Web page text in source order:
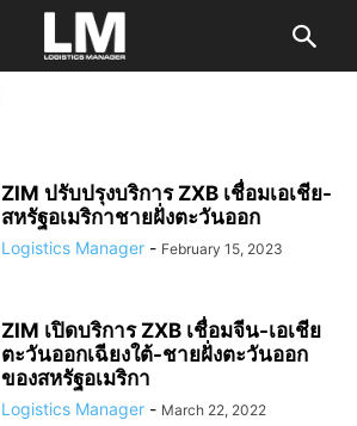
ZIM ปรับปรุงบริการ ZXB เชื่อมเอเชีย-
สหรัฐอเมริกาชายฝั่งตะวันออก
Logistics Manager - February 15, 2023
ZIM เปิดบริการ ZXB เชื่อมจีน-เอเชีย
ตะวันออกเฉียงใต้-ชายฝั่งตะวันออก
ของสหรัฐอเมริกา
Logistics Manager - March 22, 2022